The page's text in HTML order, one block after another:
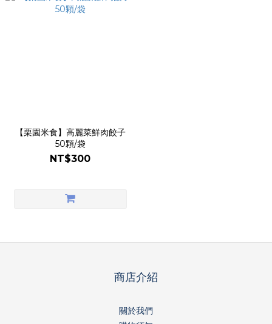
【栗園米食】高麗菜鮮肉餃子
50顆/袋
NT$300
商店介紹
關於我們